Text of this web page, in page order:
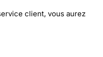
client, vous aurez